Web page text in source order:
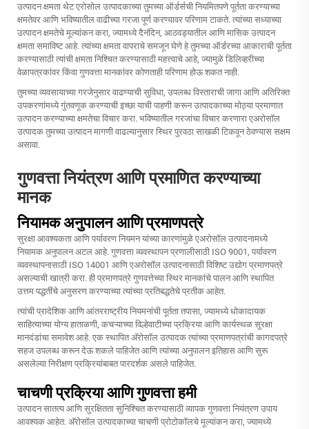
उत्पादन क्षमता थेट एरोसोल उत्पादकाच्या तुमच्या ऑर्डर्सची नियमितपणे पूर्तता करण्याच्या
क्षमतेवर आणि भविष्यातील वाढीच्या गरजा पूर्ण करण्यावर परिणाम टाकते. त्यांच्या सध्याच्या
उत्पादन क्षमतेचे मूल्यांकन करा, ज्यामध्ये दैनंदिन, आठवड्यातील आणि मासिक उत्पादन
क्षमता समाविष्ट आहे. त्यांच्या क्षमता वापराचे समजून घेणे हे तुमच्या ऑर्डरच्या आकाराची पूर्तता
करण्यासाठी त्यांची क्षमता निश्चित करण्यासाठी महत्त्वाचे आहे, ज्यामुळे डिलिव्हरीच्या
वेळापत्रकांवर किंवा गुणवत्ता मानकांवर कोणताही परिणाम होऊ शकत नाही.
तुमच्या व्यवसायाच्या गरजेनुसार वाढण्याची सुविधा, उपलब्ध विस्ताराची जागा आणि अतिरिक्त
उपकरणांमध्ये गुंतवणूक करण्याची इच्छा याची पाहणी करून उत्पादकाच्या मोठ्या प्रमाणात
उत्पादन करण्याच्या क्षमतेचा विचार करा. भविष्यातील गरजांचा विचार करणारा एअरोसॉल
उत्पादक तुमच्या उत्पादन मागणी वाढल्यानुसार स्थिर पुरवठा साखळी टिकवून ठेवण्यास सक्षम
असावा.
गुणवत्ता नियंत्रण आणि प्रमाणित करण्याच्या
मानक
नियामक अनुपालन आणि प्रमाणपत्रे
सुरक्षा आवश्यकता आणि पर्यावरण नियमन यांच्या कारणांमुळे एअरोसॉल उत्पादनामध्ये
नियामक अनुपालन अटल आहे. गुणवत्ता व्यवस्थापन प्रणालीसाठी ISO 9001, पर्यावरण
व्यवस्थापनासाठी ISO 14001 आणि एअरोसॉल उत्पादनासाठी विशिष्ट उद्योग प्रमाणपत्रे
असल्याची खात्री करा. ही प्रमाणपत्रे गुणवत्तेच्या स्थिर मानकांचे पालन आणि स्थापित
उत्तम पद्धतींचे अनुसरण करण्याच्या त्यांच्या प्रतिबद्धतेचे प्रतीक आहेत.
त्यांची प्रादेशिक आणि आंतरराष्ट्रीय नियमनांची पूर्तता तपासा, ज्यामध्ये धोकादायक
साहित्याच्या योग्य हाताळणी, कचऱ्याच्या विल्हेवाटीच्या प्रक्रिया आणि कार्यस्थळ सुरक्षा
मानदंडांचा समावेश आहे. एक स्थापित अ‍ॅरोसॉल उत्पादक त्यांच्या प्रमाणपत्रांची कागदपत्रे
सहज उपलब्ध करून देऊ शकले पाहिजेत आणि त्यांच्या अनुपालन इतिहास आणि सुरू
असलेल्या निरीक्षण प्रक्रियांबाबत पारदर्शक असले पाहिजेत.
चाचणी प्रक्रिया आणि गुणवत्ता हमी
उत्पादन सातत्य आणि सुरक्षितता सुनिश्चित करण्यासाठी व्यापक गुणवत्ता नियंत्रण उपाय
आवश्यक आहेत. अ‍ॅरोसॉल उत्पादकाच्या चाचणी प्रोटोकॉलचे मूल्यांकन करा, ज्यामध्ये